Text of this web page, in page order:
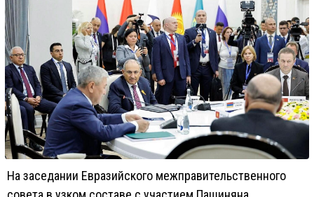
На заседании Евразийского межправительственного